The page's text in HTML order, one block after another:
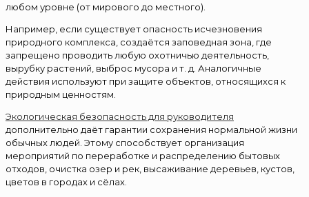
любом уровне (от мирового до местного).
Например, если существует опасность исчезновения
природного комплекса, создаётся заповедная зона, где
запрещено проводить любую охотничью деятельность,
вырубку растений, выброс мусора и т. д. Аналогичные
действия используют при защите объектов, относящихся к
природным ценностям.
Экологическая безопасность для руководителя
дополнительно даёт гарантии сохранения нормальной жизни
обычных людей. Этому способствует организация
мероприятий по переработке и распределению бытовых
отходов, очистка озер и рек, высаживание деревьев, кустов,
цветов в городах и сёлах.